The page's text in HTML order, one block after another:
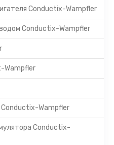
Conductix-Wampfler
Conductix-Wampfler
Wampfler
Conductix-Wampfler
Conductix-